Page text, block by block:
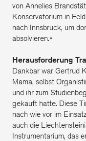
von Annelies
Konservatorium in
nach Innsbruck, um
absolvieren.»
Herausforderung
Dankbar war Gertrud
Mama, selbst
und ihr zum
gekauft hatte. Diese
nach wie vor im
auch die
Instrumentarium, das